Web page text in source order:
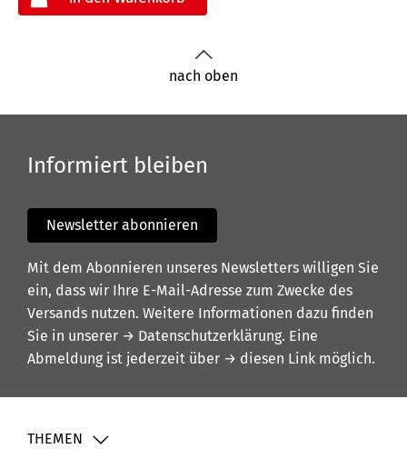
nach oben
Informiert bleiben
Newsletter abonnieren
Mit dem Abonnieren unseres Newsletters willigen Sie
ein, dass wir Ihre E-Mail-Adresse zum Zwecke des
Versands nutzen. Weitere Informationen dazu finden
Sie in unserer → Datenschutzerklärung. Eine
Abmeldung ist jederzeit über → diesen Link möglich.
THEMEN